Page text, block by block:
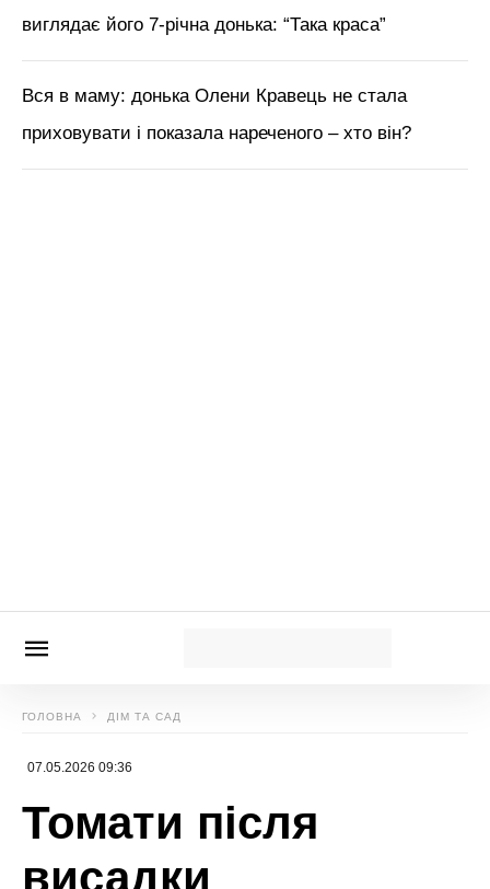
виглядає його 7-річна донька: “Така краса”
Вся в маму: донька Олени Кравець не стала
приховувати і показала нареченого – хто він?